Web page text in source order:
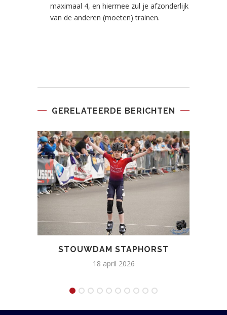
maximaal 4, en hiermee zul je afzonderlijk
van de anderen (moeten) trainen.
GERELATEERDE BERICHTEN
STOUWDAM STAPHORST
18 april 2026